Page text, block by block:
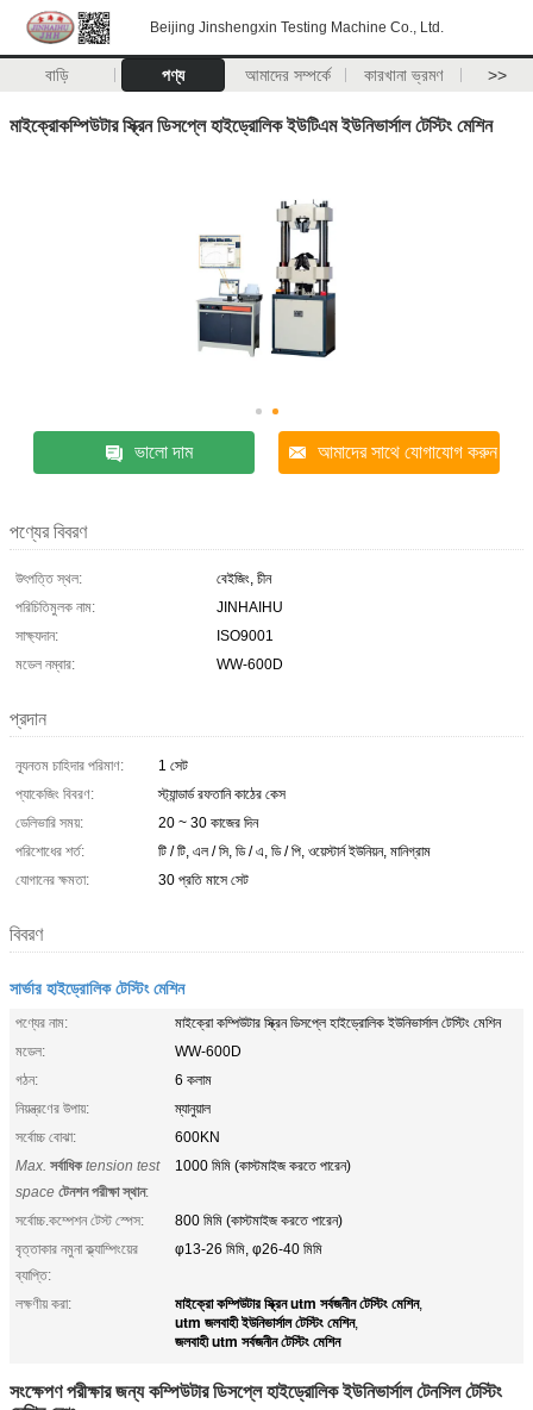
Beijing Jinshengxin Testing Machine Co., Ltd.
বাড়ি পণ্য আমাদের সম্পর্কে কারখানা ভ্রমণ >>
মাইক্রোকম্পিউটার স্ক্রিন ডিসপ্লে হাইড্রোলিক ইউটিএম ইউনিভার্সাল টেস্টিং মেশিন
ভালো দাম আমাদের সাথে যোগাযোগ করুন
পণ্যের বিবরণ
উৎপত্তি স্থল:
বেইজিং, চীন
পরিচিতিমুলক নাম:
JINHAIHU
সাক্ষ্যদান:
ISO9001
মডেল নম্বার:
WW-600D
প্রদান
ন্যূনতম চাহিদার পরিমাণ:
1 সেট
প্যাকেজিং বিবরণ:
স্ট্যান্ডার্ড রফতানি কাঠের কেস
ডেলিভারি সময়:
20 ~ 30 কাজের দিন
পরিশোধের শর্ত:
টি / টি, এল / সি, ডি / এ, ডি / পি, ওয়েস্টার্ন ইউনিয়ন, মানিগ্রাম
যোগানের ক্ষমতা:
30 প্রতি মাসে সেট
বিবরণ
সার্ভার হাইড্রোলিক টেস্টিং মেশিন
পণ্যের নাম:
মাইক্রো কম্পিউটার স্ক্রিন ডিসপ্লে হাইড্রোলিক ইউনিভার্সাল টেস্টিং মেশিন
মডেল:
WW-600D
গঠন:
6 কলাম
নিয়ন্ত্রণের উপায়:
ম্যানুয়াল
সর্বোচ্চ বোঝা:
600KN
Max. সর্বাধিক tension test
space টেনশন পরীক্ষা স্থান:
1000 মিমি (কাস্টমাইজ করতে পারেন)
সর্বোচ্চ.কম্পেশন টেস্ট স্পেস:
800 মিমি (কাস্টমাইজ করতে পারেন)
বৃত্তাকার নমুনা ক্ল্যাম্পিংয়ের
ব্যাপ্তি:
φ13-26 মিমি, φ26-40 মিমি
লক্ষণীয় করা: মাইক্রো কম্পিউটার স্ক্রিন utm সর্বজনীন টেস্টিং মেশিন,
utm জলবাহী ইউনিভার্সাল টেস্টিং মেশিন,
জলবাহী utm সর্বজনীন টেস্টিং মেশিন
সংক্ষেপণ পরীক্ষার জন্য কম্পিউটার ডিসপ্লে হাইড্রোলিক ইউনিভার্সাল টেনসিল টেস্টিং